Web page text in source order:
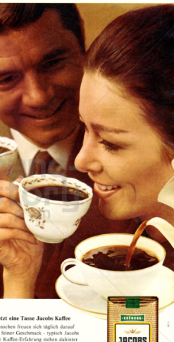
Kraft Foods 1967